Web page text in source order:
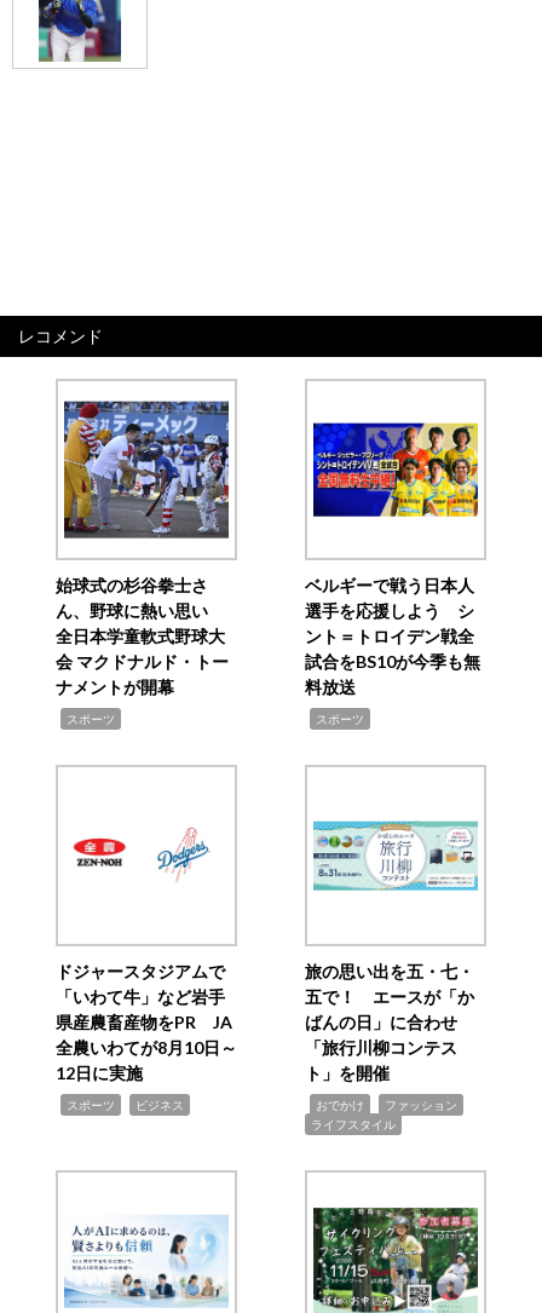
レコメンド
始球式の杉谷拳士さ
ん、野球に熱い思い
全日本学童軟式野球大
会 マクドナルド・トー
ナメントが開幕
スポーツ
ベルギーで戦う日本人
選手を応援しよう シ
ント＝トロイデン戦全
試合をBS10が今季も無
料放送
スポーツ
ドジャースタジアムで
「いわて牛」など岩手
県産農畜産物をPR JA
全農いわてが8月10日～
12日に実施
スポーツ ビジネス
旅の思い出を五・七・
五で！ エースが「か
ばんの日」に合わせ
「旅行川柳コンテス
ト」を開催
おでかけ ファッション
ライフスタイル